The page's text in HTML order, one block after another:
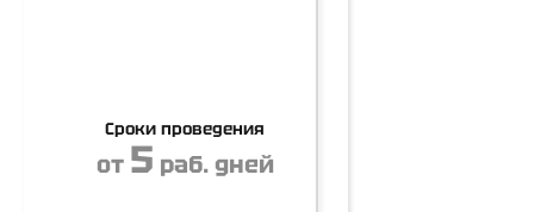
Сроки проведения
от 5 раб. дней